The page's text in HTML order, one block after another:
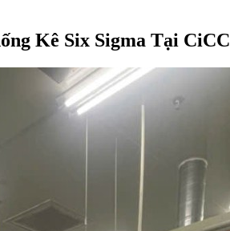
Kê Six Sigma Tại CiCC